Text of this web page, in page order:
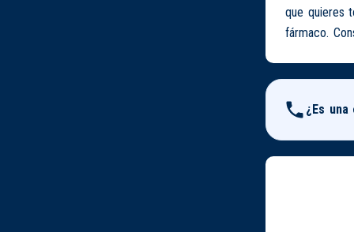
que quieres
fármaco.
¿Es